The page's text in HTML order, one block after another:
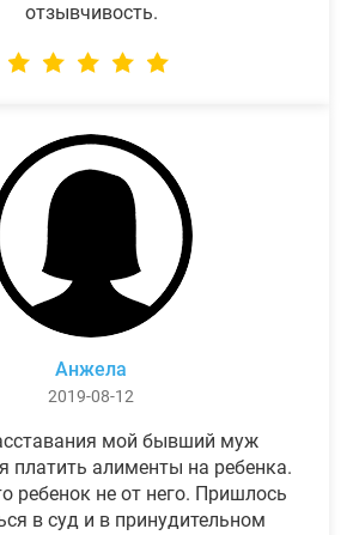
отзывчивость.
Анжела
2019-08-12
мой бывший муж
платить алименты на ребенка.
ребенок не от него. Пришлось
в суд и в принудительном